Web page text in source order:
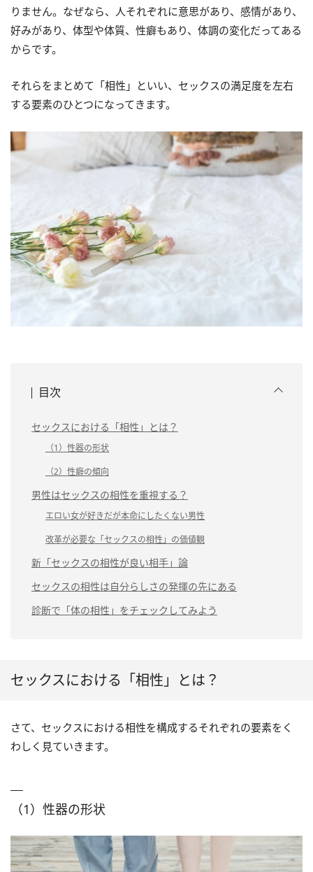
りません。なぜなら、人それぞれに意思があり、感情があり、
好みがあり、体型や体質、性癖もあり、体調の変化だってある
からです。
それらをまとめて「相性」といい、セックスの満足度を左右
する要素のひとつになってきます。
目次
セックスにおける「相性」とは？
（1）性器の形状
（2）性癖の傾向
男性はセックスの相性を重視する？
エロい女が好きだが本命にしたくない男性
改革が必要な「セックスの相性」の価値観
新「セックスの相性が良い相手」論
セックスの相性は自分らしさの発揮の先にある
診断で「体の相性」をチェックしてみよう
セックスにおける「相性」とは？
さて、セックスにおける相性を構成するそれぞれの要素をく
わしく見ていきます。
（1）性器の形状